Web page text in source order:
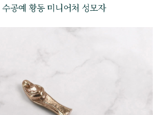
공예 황동 미니어처 성모자